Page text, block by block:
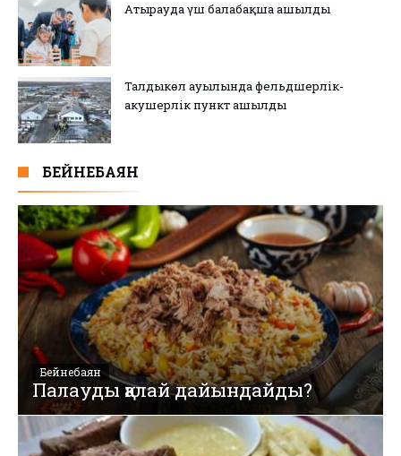
Атырауда үш балабақша ашылды
Талдыкөл ауылында фельдшерлік-
акушерлік пункт ашылды
БЕЙНЕБАЯН
Бейнебаян
Палауды қалай дайындайды?